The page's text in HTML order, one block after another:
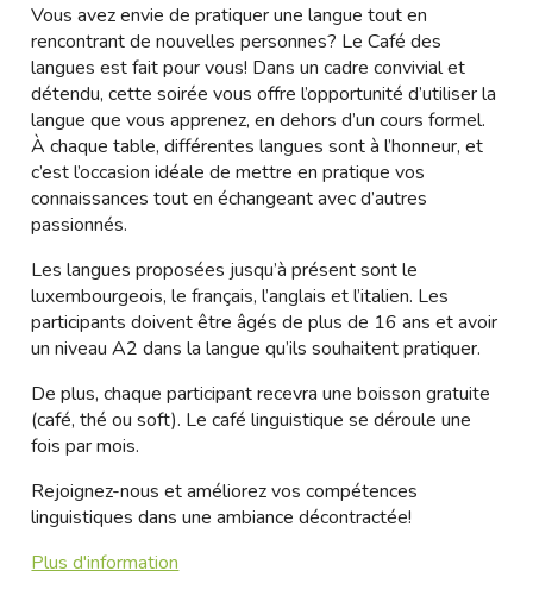
Vous avez envie de pratiquer une langue tout en
rencontrant de nouvelles personnes? Le Café des
langues est fait pour vous! Dans un cadre convivial et
détendu, cette soirée vous offre l’opportunité d’utiliser la
langue que vous apprenez, en dehors d’un cours formel.
À chaque table, différentes langues sont à l’honneur, et
c’est l’occasion idéale de mettre en pratique vos
connaissances tout en échangeant avec d’autres
passionnés.
Les langues proposées jusqu’à présent sont le
luxembourgeois, le français, l’anglais et l’italien. Les
participants doivent être âgés de plus de 16 ans et avoir
un niveau A2 dans la langue qu’ils souhaitent pratiquer.
De plus, chaque participant recevra une boisson gratuite
(café, thé ou soft). Le café linguistique se déroule une
fois par mois.
Rejoignez-nous et améliorez vos compétences
linguistiques dans une ambiance décontractée!
Plus d'information